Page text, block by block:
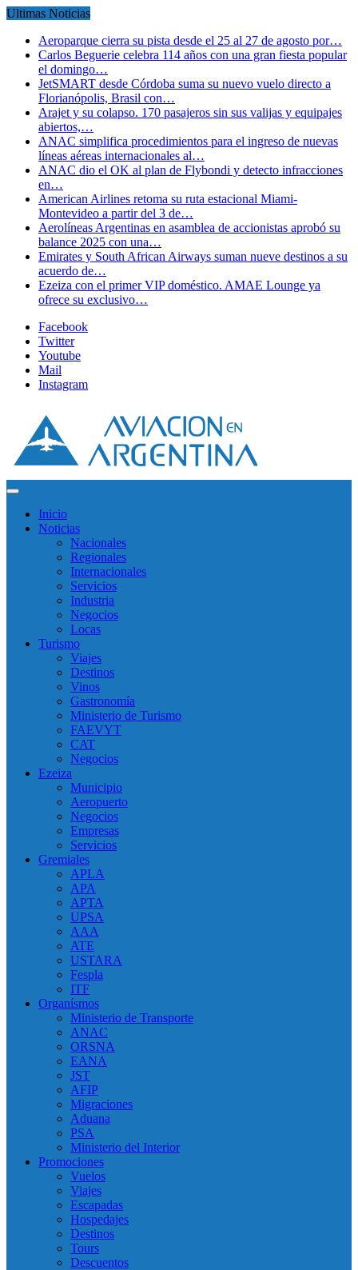
Ultimas Noticias
Aeroparque cierra su pista desde el 25 al 27 de agosto por…
Carlos Beguerie celebra 114 años con una gran fiesta popular
el domingo…
JetSMART desde Córdoba suma su nuevo vuelo directo a
Florianópolis, Brasil con…
Arajet y su colapso. 170 pasajeros sin sus valijas y equipajes
abiertos,…
ANAC simplifica procedimientos para el ingreso de nuevas
líneas aéreas internacionales al…
ANAC dio el OK al plan de Flybondi y detecto infracciones
en…
American Airlines retoma su ruta estacional Miami-
Montevideo a partir del 3 de…
Aerolíneas Argentinas en asamblea de accionistas aprobó su
balance 2025 con una…
Emirates y South African Airways suman nueve destinos a su
acuerdo de…
Ezeiza con el primer VIP doméstico. AMAE Lounge ya
ofrece su exclusivo…
Facebook
Twitter
Youtube
Mail
Instagram
Inicio
Noticias
Nacionales
Regionales
Internacionales
Servicios
Industria
Negocios
Locas
Turismo
Viajes
Destinos
Vinos
Gastronomía
Ministerio de Turismo
FAEVYT
CAT
Negocios
Ezeiza
Municipio
Aeropuerto
Negocios
Empresas
Servicios
Gremiales
APLA
APA
APTA
UPSA
AAA
ATE
USTARA
Fespla
ITF
Organísmos
Ministerio de Transporte
ANAC
ORSNA
EANA
JST
AFIP
Migraciones
Aduana
PSA
Ministerio del Interior
Promociones
Vuelos
Viajes
Escapadas
Hospedajes
Destinos
Tours
Descuentos